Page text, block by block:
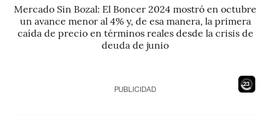
Mercado Sin Bozal: El Boncer 2024 mostró en octubre
un avance menor al 4% y, de esa manera, la primera
caída de precio en términos reales desde la crisis de
deuda de junio
21
PUBLICIDAD